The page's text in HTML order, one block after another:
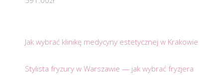
Jak wybrać klinikę medycyny estetycznej w Krakowie
Stylista fryzury w Warszawie — jak wybrać fryzjera